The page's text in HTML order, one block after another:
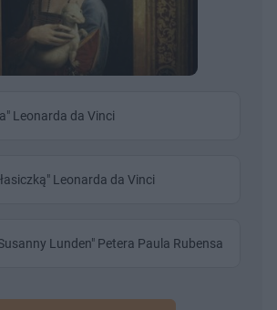
Leonarda da Vinci
Leonarda da Vinci
Lunden" Petera Paula Rubensa